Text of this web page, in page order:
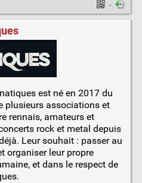
·
est né en 2017 du
plusieurs associations et
rennais, amateurs et
rock et metal depuis
Leur souhait : passer au
organiser leur propre
et dans le respect de